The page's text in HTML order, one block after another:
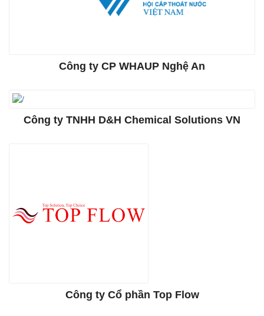
Công ty CP WHAUP Nghệ An
Công ty TNHH D&H Chemical Solutions VN
Công ty Cổ phần Top Flow